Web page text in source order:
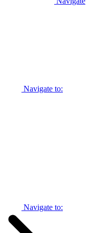
Navigate to:
Navigate to: